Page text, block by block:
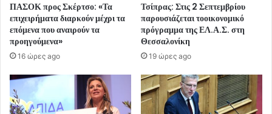
ΠΑΣΟΚ προς Σκέρτσο: «Τα
επιχειρήματα διαρκούν μέχρι τα
επόμενα που αναιρούν τα
προηγούμενα»
16 ώρες ago
Τσίπρας: Στις 2 Σεπτεμβρίου
παρουσιάζεται τοοικονομικό
πρόγραμμα της ΕΛ.Α.Σ. στη
Θεσσαλονίκη
19 ώρες ago